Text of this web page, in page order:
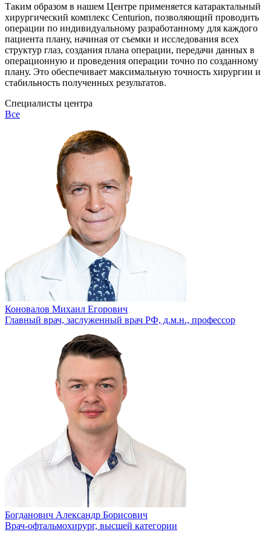
Таким образом в нашем Центре применяется катарактальный
хирургический комплекс Centurion, позволяющий проводить
операции по индивидуальному разработанному для каждого
пациента плану, начиная от съемки и исследования всех
структур глаз, создания плана операции, передачи данных в
операционную и проведения операции точно по созданному
плану. Это обеспечивает максимальную точность хирургии и
стабильность полученных результатов.
Специалисты центра
Все
Коновалов Михаил Егорович
Главный врач, заслуженный врач РФ, д.м.н., профессор
Богданович Александр Борисович
Врач-офтальмохирург, высшей категории